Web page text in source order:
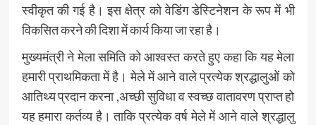
स्वीकृत की गई है। इस क्षेत्र को वेडिंग डेस्टिनेशन के रूप में भी
विकसित करने की दिशा में कार्य किया जा रहा है।
मुख्यमंत्री ने मेला समिति को आश्वस्त करते हुए कहा कि यह मेला
हमारी प्राथमिकता में है। मेले में आने वाले प्रत्येक श्रद्धालुओं को
आतिथ्य प्रदान करना ,अच्छी सुविधा व स्वच्छ वातावरण प्राप्त हो
यह हमारा कर्तव्य है। ताकि प्रत्येक वर्ष मेले में आने वाले श्रद्धालु